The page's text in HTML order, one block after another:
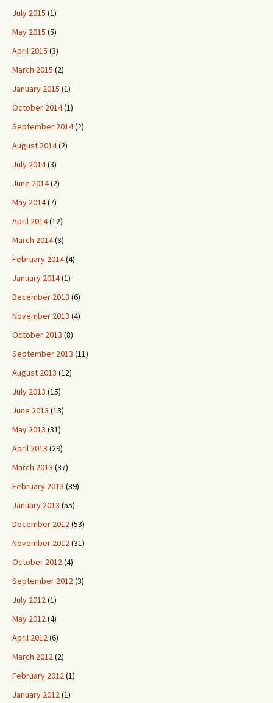
July 2015 (1)
May 2015 (5)
April 2015 (3)
March 2015 (2)
January 2015 (1)
October 2014(1)
September 2014(2)
August 2014(2)
July 2014(3)
June 2014(2)
May 2014(7)
April 2014(12)
March 2014(8)
February 2014(4)
January 2014(1)
December 2013 (6)
November 2013 (4)
October 2013 (8)
September 2013 (11)
August 2013 (12)
July 2013 (15)
June 2013 (13)
May 2013 (31)
April 2013 (29)
March 2013 (37)
February 2013 (39)
January 2013 (55)
December 2012(53)
November 2012(31)
October 2012(4)
September 2012(3)
July 2012(1)
May 2012(4)
April 2012(6)
March 2012(2)
February 2012(1)
January 2012(1)